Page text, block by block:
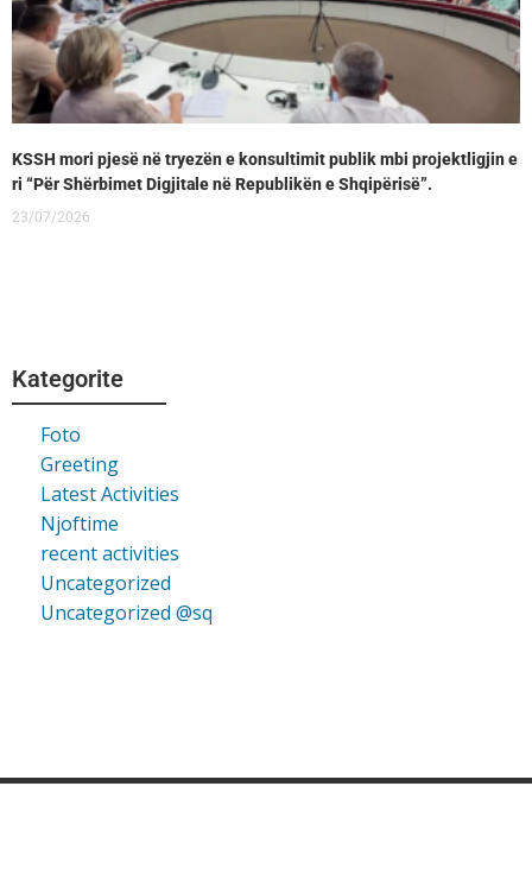
KSSH mori pjesë në tryezën e konsultimit publik mbi projektligjin e
ri “Për Shërbimet Digjitale në Republikën e Shqipërisë”.
23/07/2026
Kategorite
Foto
Greeting
Latest Activities
Njoftime
recent activities
Uncategorized
Uncategorized @sq